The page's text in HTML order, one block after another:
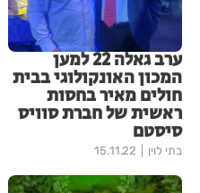
ערב גאלה 22 למען
המכון האונקולוגי בבית
חולים מאיר בחסות
ראשית של חברת סוויס
סיסטם
בתי לוין 15.11.22